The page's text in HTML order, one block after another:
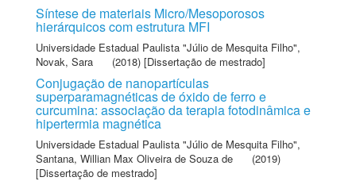
Síntese de materiais Micro/Mesoporosos
hierárquicos com estrutura MFI
Universidade Estadual Paulista "Júlio de Mesquita Filho",
Novak, Sara
(2018) [Dissertação de mestrado]
Conjugação de nanopartículas
superparamagnéticas de óxido de ferro e
curcumina: associação da terapia fotodinâmica e
hipertermia magnética
Universidade Estadual Paulista "Júlio de Mesquita Filho",
Santana, Willian Max Oliveira de Souza de
(2019)
[Dissertação de mestrado]